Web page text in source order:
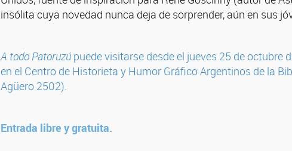
insólita cuya novedad nunca deja de sorprender, aún en sus
A todo Patoruzúpuede visitarse desde el jueves 25 de octubre
en el Centro de Historieta y Humor Gráfico Argentinos de la
Agüero 2502).
Entrada libre y gratuita.